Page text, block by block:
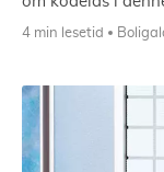
4 min lesetid